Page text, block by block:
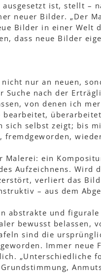
ist, stellt –
neuer Bilder. „Der
Bilder in einer Welt
dass neue Bilder
nur an neuen,
nach der
von denen ich
bearbeitet,
sich selbst zeigt; bis
Malerei: ein
Aufzeichnens. Wird
verliert das
– aus dem
abstrakte und
bewusst belassen,
sind die
Immer neue
„Unterschiedliche